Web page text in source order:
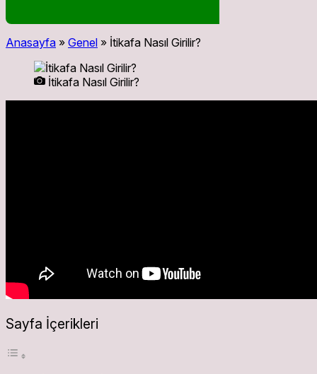
Anasayfa » Genel » İtikafa Nasıl Girilir?
İtikafa Nasıl Girilir?
Sayfa İçerikleri